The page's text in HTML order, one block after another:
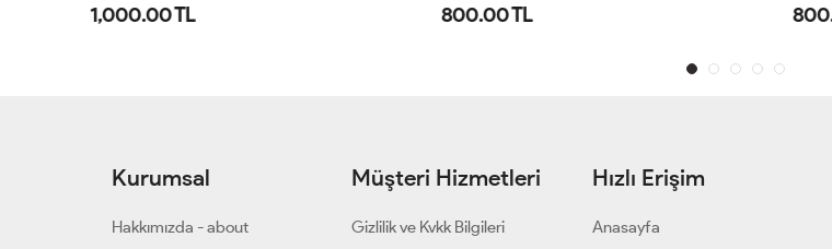
1,000.00 TL 800.00 TL 800.00
Kurumsal
Hakkımızda - about
Müşteri Hizmetleri
Gizlilik ve Kvkk Bilgileri
Hızlı Erişim
Anasayfa